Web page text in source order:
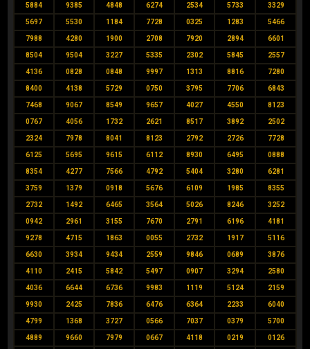
5884 9385 4848 6274 2534 5733 3329
5697 5530 1184 7728 0325 1283 5466
7988 4280 1900 2708 7920 2894 6601
8504 9504 3227 5335 2302 5845 2557
4136 0828 0848 9997 1313 8816 7280
8400 4138 5729 0750 3795 7706 6843
7468 9067 8549 9657 4027 4550 8123
0767 4056 1732 2621 8517 3892 2502
2324 7978 8041 8123 2792 2726 7728
6125 5695 9615 6112 8930 6495 0888
8354 4277 7566 4792 5404 3280 6281
3759 1379 0918 5676 6109 1985 8355
2732 1492 6465 3564 5026 8246 3252
0942 2961 3155 7670 2791 6196 4181
9278 4715 1863 0055 2732 1917 5116
6630 3934 9434 2559 9846 0689 3876
4110 2415 5842 5497 0907 3294 2580
4036 6644 6736 9983 1119 5124 2159
9930 2425 7836 6476 6364 2233 6040
4799 1368 3727 0566 7037 0379 5700
4889 9660 7979 0667 4118 0219 0126